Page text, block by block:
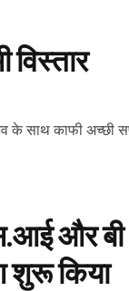
के साथ काफी अच्छी
और
शुरू किया